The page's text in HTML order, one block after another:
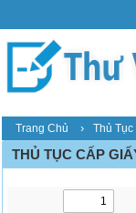
Trang Chủ › Thủ
THỦ TỤC CẤP